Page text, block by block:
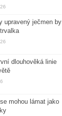
upravený ječmen by
dlouhověká linie
mohou lámat jako